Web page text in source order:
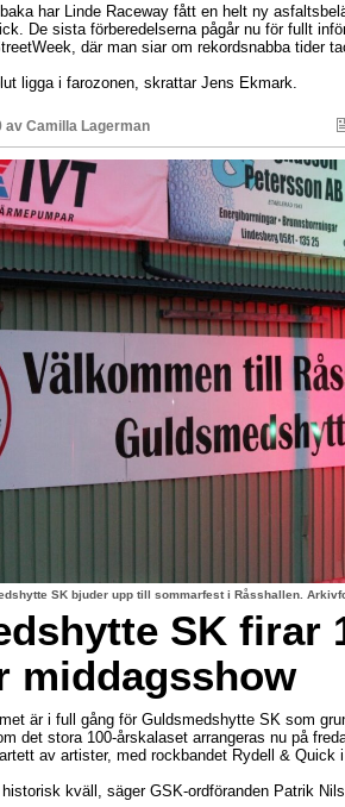
har Linde Raceway fått en helt ny
De sista förberedelserna pågår nu för fullt
där man siar om rekordsnabba tider
ligga i farozonen, skrattar Jens Ekmark.
av Camilla Lagerman
SK bjuder upp till sommarfest i Råsshallen.
SK firar
middagsshow
är i full gång för Guldsmedshytte SK som
det stora 100-årskalaset arrangeras nu på
av artister, med rockbandet Rydell & Quick
kväll, säger GSK-ordföranden Patrik